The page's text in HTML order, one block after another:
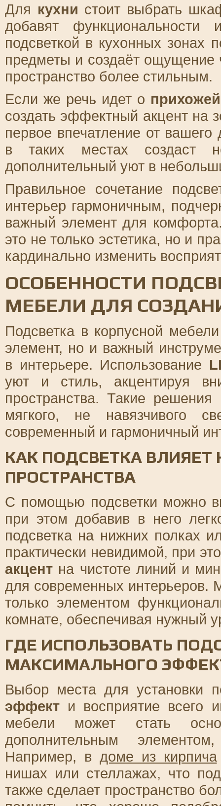
Для кухни стоит выбрать
добавят
подсветкой в кухонных зонах
предметы и создаёт ощущение
пространство более стильным.
Если же речь идет о прихожей
создать эффектный акцент на
первое впечатление от
в таких местах создаст
дополнительный уют в
Правильное сочетание
интерьер гармоничным,
важный элемент для
это не только эстетика, но и
кардинально изменить
ОСОБЕННОСТИ
МЕБЕЛИ ДЛЯ
Подсветка в корпусной
элемент, но и важный
в интерьере. Использование
уют и стиль, акцентируя
пространства. Такие
мягкого, не навязчивого
современный и гармоничный
КАК ПОДСВЕТКА ВЛИЯЕТ
ПРОСТРАНСТВА
С помощью подсветки можно
при этом добавив в него
подсветка на нижних полках
практически невидимой, при
акцент на чистоте линий и
для современных интерьеров.
только элементом
комнате, обеспечивая нужный
ГДЕ ИСПОЛЬЗОВАТЬ
МАКСИМАЛЬНОГО
Выбор места для установки
эффект и восприятие всего
мебели может стать
дополнительным
Например, в доме из кирпича
нишах или стеллажах, что
также сделает пространство